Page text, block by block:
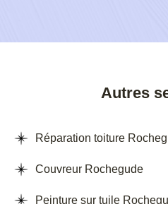
Autres
Réparation toiture
Couvreur Rochegude
Peinture sur tuile